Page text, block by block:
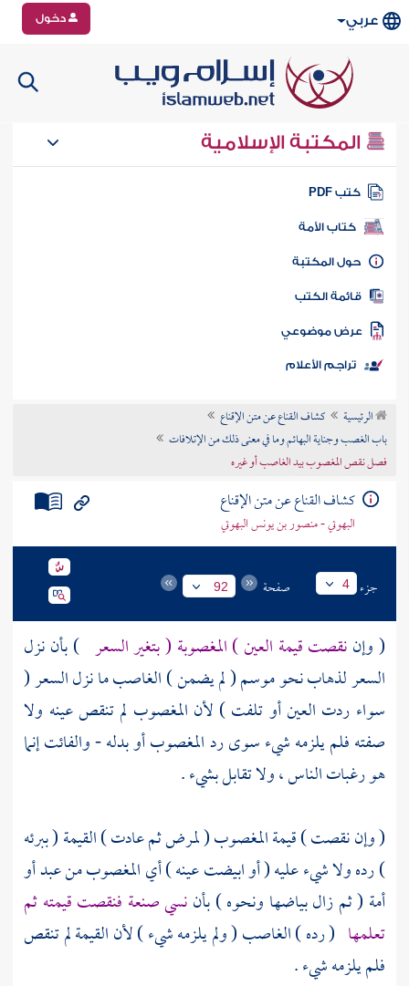
عربي دخول
المكتبة الإسلامية
كتب PDF
كتاب الأمة
المكتبة
الكتب
موضوعي
تراجم الأعلام
الرئيسية
كشاف القناع عن متن الإقناع
باب الغصب وجناية البهائم وما في معنى ذلك من الإتلافات
فصل نقص المغصوب بيد الغاصب أو غيره
كشاف القناع عن متن الإقناع
البهوتي - منصور بن يونس البهوتي
جزء 4 صفحة 92
( وإننقصت قيمة العين ) المغصوبة ( بتغير السعر ) بأن نزل
السعر لذهاب نحو موسم ( لم يضمن ) الغاصب ما نزل السعر (
سواء ردت العين أو تلفت ) لأن المغصوب لم تنقص عينه ولا
صفته فلم يلزمه شيء سوى رد المغصوب أو بدله - والفائت إنما
هو رغبات الناس ، ولا تقابل بشيء .
( وإن نقصت ) قيمة المغصوب ( لمرض ثم عادت ) القيمة ( ببرئه
) رده ولا شيء عليه ( أو ابيضت عينه ) أي المغصوب من عبد أو
أمة ( ثم زال بياضها ونحوه ) بأننسي صنعة فنقصت قيمته ثم
تعلمها ( رده ) الغاصب ( ولم يلزمه شيء ) لأن القيمة لم تنقص
فلم يلزمه شيء .